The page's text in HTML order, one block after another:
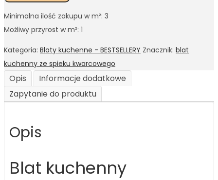
Minimalna ilość zakupu w m²: 3
Możliwy przyrost w m²: 1
Kategoria: Blaty kuchenne - BESTSELLERY Znacznik: blat
kuchenny ze spieku kwarcowego
Opis
Informacje dodatkowe
Zapytanie do produktu
Opis
Blat kuchenny